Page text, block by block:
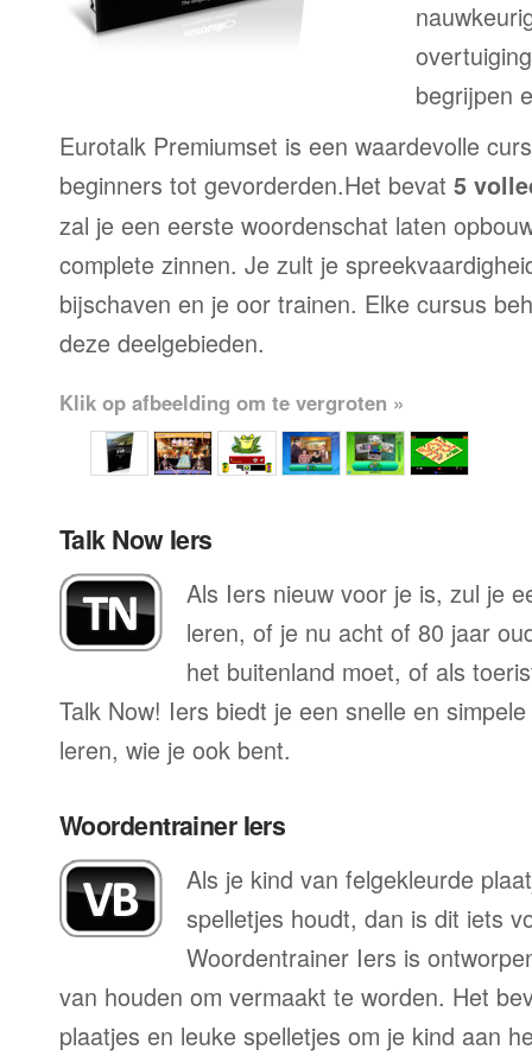
begrijpen
Eurotalk Premiumset is een waardevolle
beginners tot gevorderden.Het bevat 5
zal je een eerste woordenschat laten
complete zinnen. Je zult je
bijschaven en je oor trainen. Elke cursus
deze deelgebieden.
Klik op afbeelding om te vergroten »
Talk Now Iers
Als Iers nieuw voor je is, zul je
leren, of je nu acht of 80 jaar
het buitenland moet, of als
Talk Now! Iers biedt je een snelle en
leren, wie je ook bent.
Woordentrainer Iers
Als je kind van felgekleurde
spelletjes houdt, dan is dit iets
Woordentrainer Iers is
van houden om vermaakt te worden. Het
plaatjes en leuke spelletjes om je kind aan